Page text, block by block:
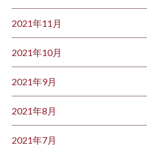
2021年11月
2021年10月
2021年9月
2021年8月
2021年7月